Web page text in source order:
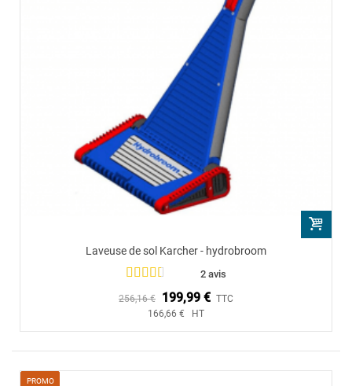
Laveuse de sol Karcher - hydrobroom
2 avis
256,16 € 199,99 € TTC
166,66 € HT
PROMO